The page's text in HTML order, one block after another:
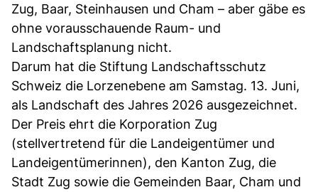
Zug, Baar, Steinhausen und Cham – aber gäbe es
ohne vorausschauende Raum- und
Landschaftsplanung nicht.
Darum hat die Stiftung Landschaftsschutz
Schweiz die Lorzenebene am Samstag. 13. Juni,
als Landschaft des Jahres 2026 ausgezeichnet.
Der Preis ehrt die Korporation Zug
(stellvertretend für die Landeigentümer und
Landeigentümerinnen), den Kanton Zug, die
Stadt Zug sowie die Gemeinden Baar, Cham und